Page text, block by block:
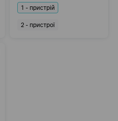
1 - пристрій
2 - пристрої